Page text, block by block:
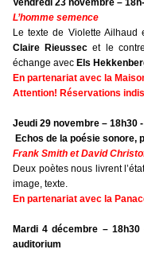
Vendredi 23 novembre –
L’homme semence
Le texte de Violette
Claire Rieussec et le
échange avec Els
En partenariat avec la
Attention! Réservations
Jeudi 29 novembre – 18h30 -
Echos de la poésie sonore,
Frank Smith et David
Deux poètes nous livrent
image, texte.
En partenariat avec la
Mardi 4 décembre – 18h30
auditorium